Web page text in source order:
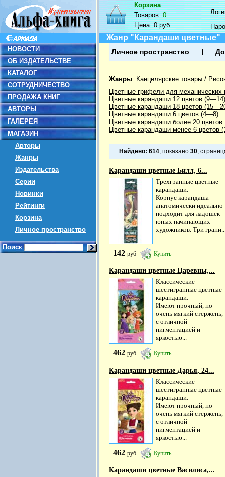
НОВОСТИ
ОБ ИЗДАТЕЛЬСТВЕ
КАТАЛОГ
СОТРУДНИЧЕСТВО
ПРОДАЖА КНИГ
АВТОРЫ
ГАЛЕРЕЯ
МАГАЗИН
Авторы
Жанры
Издательства
Серии
Новинки
Рейтинги
Корзина
Личное пространство
Поиск
Корзина
Товаров:0
Цена:0 руб.
Жанр "Карандаши цветные"
Личное пространство
Жанры: Канцелярские товары /
Цветные грифели для механических
Цветные карандаши 12 цветов (9—14)
Цветные карандаши 18 цветов
Цветные карандаши 6 цветов (4—8)
Цветные карандаши более 20 цветов
Цветные карандаши менее 6 цветов
Найдено: 614, показано 30,
Карандаши цветные Билл, 6...
Трехгранные цветные
карандаши.
Корпус карандаша
анатомически идеально
подходит для ладошек
юных начинающих
художников. Три
142 руб Купить
Карандаши цветные Царевны,...
Классические
шестигранные цветные
карандаши.
Имеют прочный, но
очень мягкий стержень,
с отличной
пигментацией и
яркостью...
462 руб Купить
Карандаши цветные Дарья, 24...
Классические
шестигранные цветные
карандаши.
Имеют прочный, но
очень мягкий стержень,
с отличной
пигментацией и
яркостью...
462 руб Купить
Карандаши цветные Василиса,...